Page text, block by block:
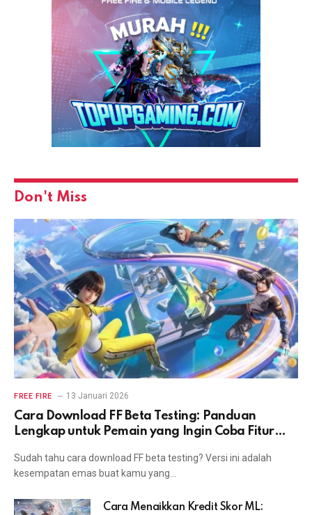
Don't Miss
FREE FIRE 13 Januari 2026
Cara Download FF Beta Testing: Panduan
Lengkap untuk Pemain yang Ingin Coba Fitur
Sudah tahu cara download FF beta testing? Versi ini adalah
kesempatan emas buat kamu yang…
Cara Menaikkan Kredit Skor ML: